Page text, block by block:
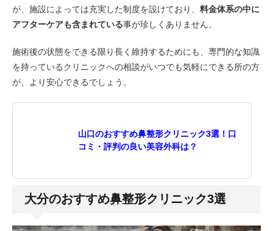
が、施設によっては充実した制度を設けており、 料金体系の中に
アフターケアも含まれている事が珍しくありません。
施術後の状態をできる限り長く維持するためにも、専門的な知識
を持っているクリニックへの相談がいつでも気軽にできる所の方
が、より安心できるでしょう。
山口のおすすめ鼻整形クリニック3選！口
コミ・評判の良い美容外科は？
大分のおすすめ鼻整形クリニック3選